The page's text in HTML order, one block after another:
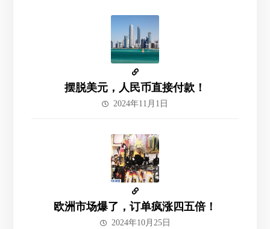
摆脱美元，人民币直接付款！
2024年11月1日
欧洲市场爆了，订单疯涨四五倍！
2024年10月25日